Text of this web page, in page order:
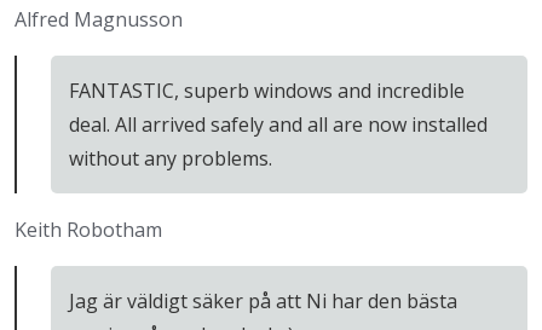
Alfred Magnusson
FANTASTIC, superb windows and incredible
deal. All arrived safely and all are now installed
without any problems.
Keith Robotham
Jag är väldigt säker på att Ni har den bästa